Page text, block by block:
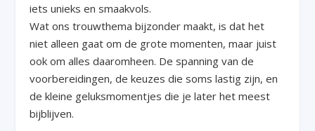
iets unieks en smaakvols.
Wat ons trouwthema bijzonder maakt, is dat het
niet alleen gaat om de grote momenten, maar juist
ook om alles daaromheen. De spanning van de
voorbereidingen, de keuzes die soms lastig zijn, en
de kleine geluksmomentjes die je later het meest
bijblijven.